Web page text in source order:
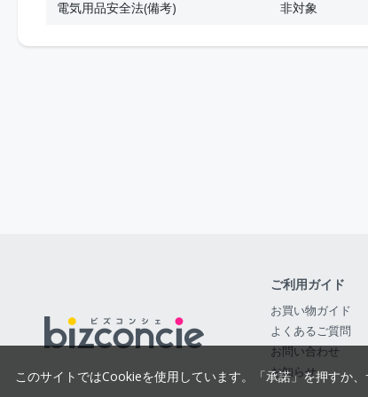
電気用品安全法(備考)
非対象
ご利用ガイド
お買い物ガイド
よくあるご質問
お問い合わせ
お知らせ
このサイトではCookieを使用しています。「承諾」を押すか